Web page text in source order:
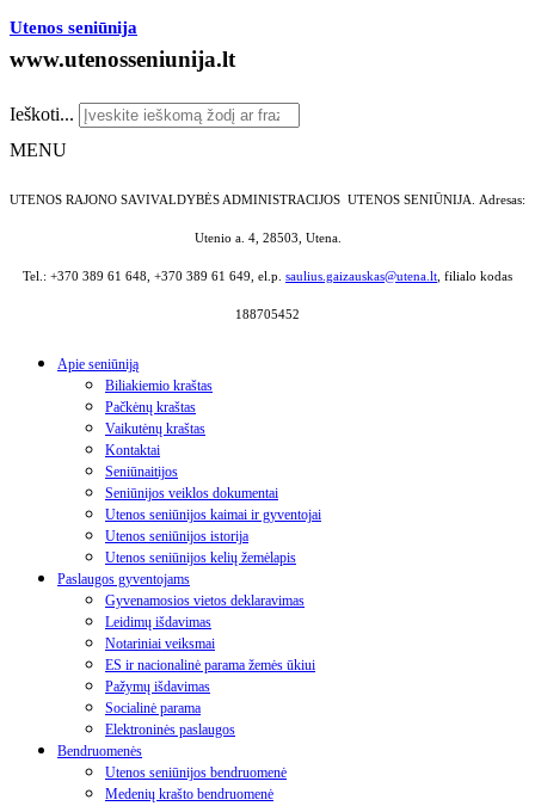
Utenos seniūnija
www.utenosseniunija.lt
Ieškoti...
MENU
UTENOS RAJONO SAVIVALDYBĖS ADMINISTRACIJOS UTENOS SENIŪNIJA. Adresas:
Utenio a. 4, 28503, Utena.
Tel.: +370 389 61 648, +370 389 61 649, el.p. saulius.gaizauskas@utena.lt, filialo kodas
188705452
Apie seniūniją
Biliakiemio kraštas
Pačkėnų kraštas
Vaikutėnų kraštas
Kontaktai
Seniūnaitijos
Seniūnijos veiklos dokumentai
Utenos seniūnijos kaimai ir gyventojai
Utenos seniūnijos istorija
Utenos seniūnijos kelių žemėlapis
Paslaugos gyventojams
Gyvenamosios vietos deklaravimas
Leidimų išdavimas
Notariniai veiksmai
ES ir nacionalinė parama žemės ūkiui
Pažymų išdavimas
Socialinė parama
Elektroninės paslaugos
Bendruomenės
Utenos seniūnijos bendruomenė
Medenių krašto bendruomenė